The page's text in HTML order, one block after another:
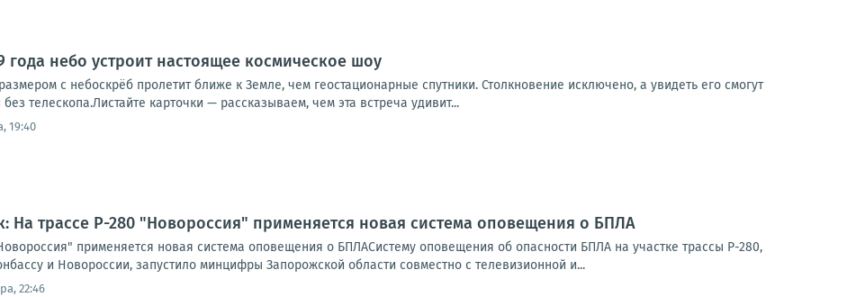
года небо устроит настоящее космическое шоу
с небоскрёб пролетит ближе к Земле, чем геостационарные спутники. Столкновение исключено, а увидеть его смогут
телескопа.Листайте карточки — рассказываем, чем эта встреча удивит...
19:40
На трассе Р-280 "Новороссия" применяется новая система оповещения о БПЛА
применяется новая система оповещения о БПЛАСистему оповещения об опасности БПЛА на участке трассы Р-280,
и Новороссии, запустило минцифры Запорожской области совместно с телевизионной и...
22:46